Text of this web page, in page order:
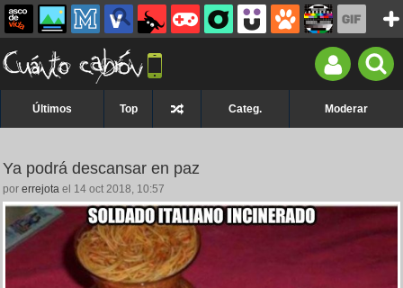
Últimos Top Categ. Moderar
Ya podrá descansar en paz
por errejota el 14 oct 2018, 10:57